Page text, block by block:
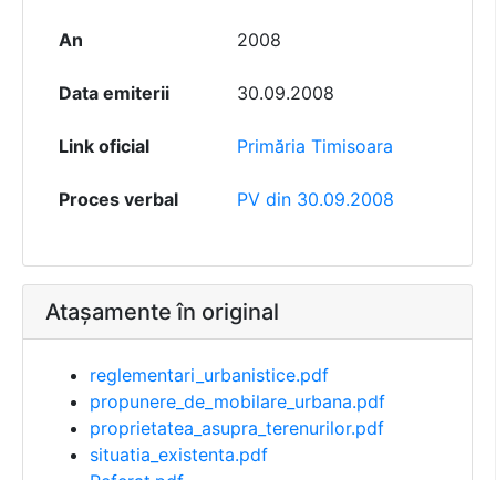
An 2008
Data emiterii 30.09.2008
Link oficial Primăria Timisoara
Proces verbal PV din 30.09.2008
Atașamente în original
reglementari_urbanistice.pdf
propunere_de_mobilare_urbana.pdf
proprietatea_asupra_terenurilor.pdf
situatia_existenta.pdf